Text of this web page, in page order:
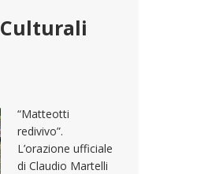
Culturali
“Matteotti
redivivo”.
L’orazione ufficiale
di Claudio Martelli